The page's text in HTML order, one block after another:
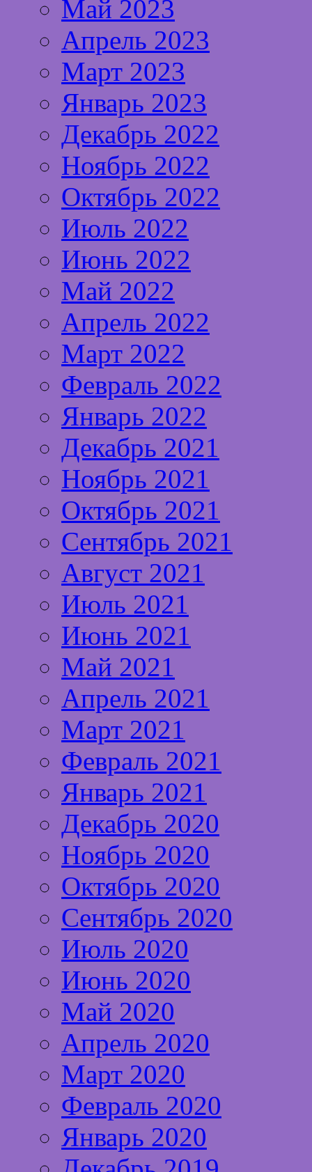
Май 2023
Апрель 2023
Март 2023
Январь 2023
Декабрь 2022
Ноябрь 2022
Октябрь 2022
Июль 2022
Июнь 2022
Май 2022
Апрель 2022
Март 2022
Февраль 2022
Январь 2022
Декабрь 2021
Ноябрь 2021
Октябрь 2021
Сентябрь 2021
Август 2021
Июль 2021
Июнь 2021
Май 2021
Апрель 2021
Март 2021
Февраль 2021
Январь 2021
Декабрь 2020
Ноябрь 2020
Октябрь 2020
Сентябрь 2020
Июль 2020
Июнь 2020
Май 2020
Апрель 2020
Март 2020
Февраль 2020
Январь 2020